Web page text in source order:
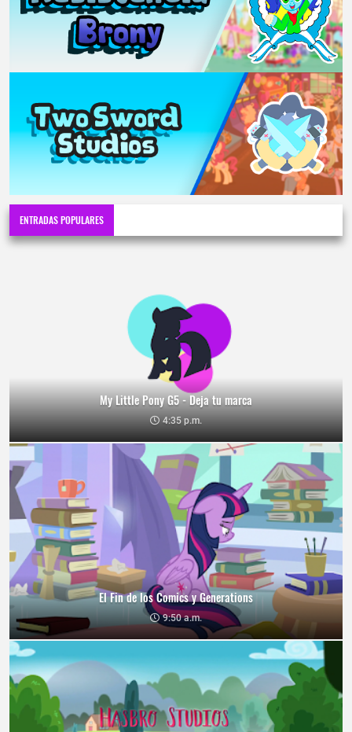
ENTRADAS POPULARES
My Little Pony G5 - Deja tu marca
4:35 p.m.
El Fin de los Comics y Generations
9:50 a.m.